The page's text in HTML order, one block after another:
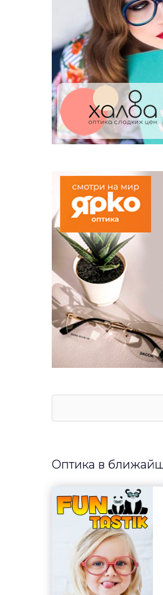
Оптика в